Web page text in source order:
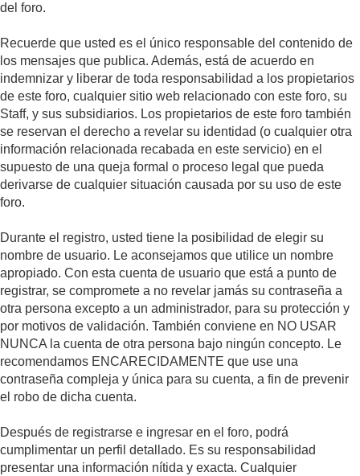
del foro.
Recuerde que usted es el único responsable del contenido de
los mensajes que publica. Además, está de acuerdo en
indemnizar y liberar de toda responsabilidad a los propietarios
de este foro, cualquier sitio web relacionado con este foro, su
Staff, y sus subsidiarios. Los propietarios de este foro también
se reservan el derecho a revelar su identidad (o cualquier otra
información relacionada recabada en este servicio) en el
supuesto de una queja formal o proceso legal que pueda
derivarse de cualquier situación causada por su uso de este
foro.
Durante el registro, usted tiene la posibilidad de elegir su
nombre de usuario. Le aconsejamos que utilice un nombre
apropiado. Con esta cuenta de usuario que está a punto de
registrar, se compromete a no revelar jamás su contraseña a
otra persona excepto a un administrador, para su protección y
por motivos de validación. También conviene en NO USAR
NUNCA la cuenta de otra persona bajo ningún concepto. Le
recomendamos ENCARECIDAMENTE que use una
contraseña compleja y única para su cuenta, a fin de prevenir
el robo de dicha cuenta.
Después de registrarse e ingresar en el foro, podrá
cumplimentar un perfil detallado. Es su responsabilidad
presentar una información nítida y exacta. Cualquier